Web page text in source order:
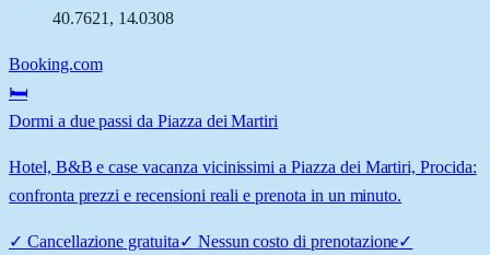
40.7621 , 14.0308
Booking.com
🛏️
Dormi a due passi da Piazza dei Martiri
Hotel, B&B e case vacanza vicinissimi a Piazza dei Martiri, Procida:
confronta prezzi e recensioni reali e prenota in un minuto.
✓ Cancellazione gratuita✓ Nessun costo di prenotazione✓